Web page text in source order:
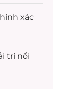
xác
trínổi